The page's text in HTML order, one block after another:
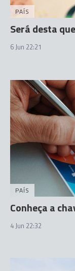
PAÍS
Será desta
6 Jun 22:21
PAÍS
Conheça a
4 Jun 22:32